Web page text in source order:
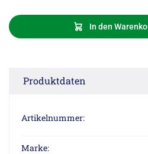
In den
Produktdaten
Artikelnummer:
Marke: